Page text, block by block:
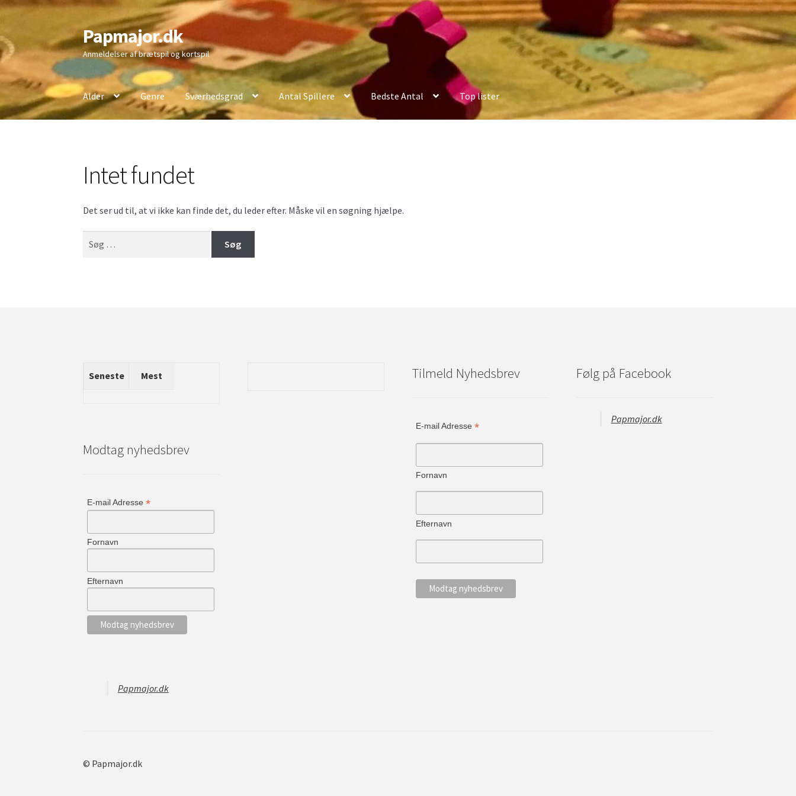
Spring
til
navigation
Spring
til
indhold
Papmajor.dk
Anmeldelser af brætspil og kortspil
Alder Genre Sværhedsgrad Antal Spillere Bedste Antal Top lister
Intet fundet
Det ser ud til, at vi ikke kan finde det, du leder efter. Måske vil en søgning hjælpe.
efter:
Seneste Mest
Modtag nyhedsbrev
E-mail Adresse *
Fornavn
Efternavn
Papmajor.dk
Tilmeld Nyhedsbrev
E-mail Adresse*
Fornavn
Efternavn
Følg på Facebook
Papmajor.dk
© Papmajor.dk